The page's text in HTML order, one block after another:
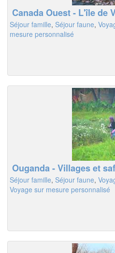
Canada Ouest - L'île de
Séjour famille, Séjour faune,
mesure personnalisé
Ouganda - Villages et
Séjour famille, Séjour faune,
Voyage sur mesure personnalisé